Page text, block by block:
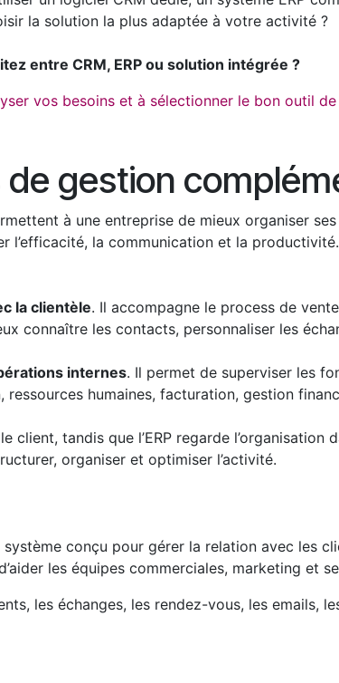
la solution la plus adaptée à votre activité ?
entre CRM, ERP ou solution intégrée ?
vos besoins et à sélectionner le bon outil
de gestion
à une entreprise de mieux organiser
l’efficacité, la communication et la productivité.
la clientèle. Il accompagne le process de
connaître les contacts, personnaliser les
internes. Il permet de superviser les
humaines, facturation, gestion
tandis que l’ERP regarde l’organisation
organiser et optimiser l’activité.
système conçu pour gérer la relation avec les
les équipes commerciales, marketing et
les échanges, les rendez-vous, les emails,